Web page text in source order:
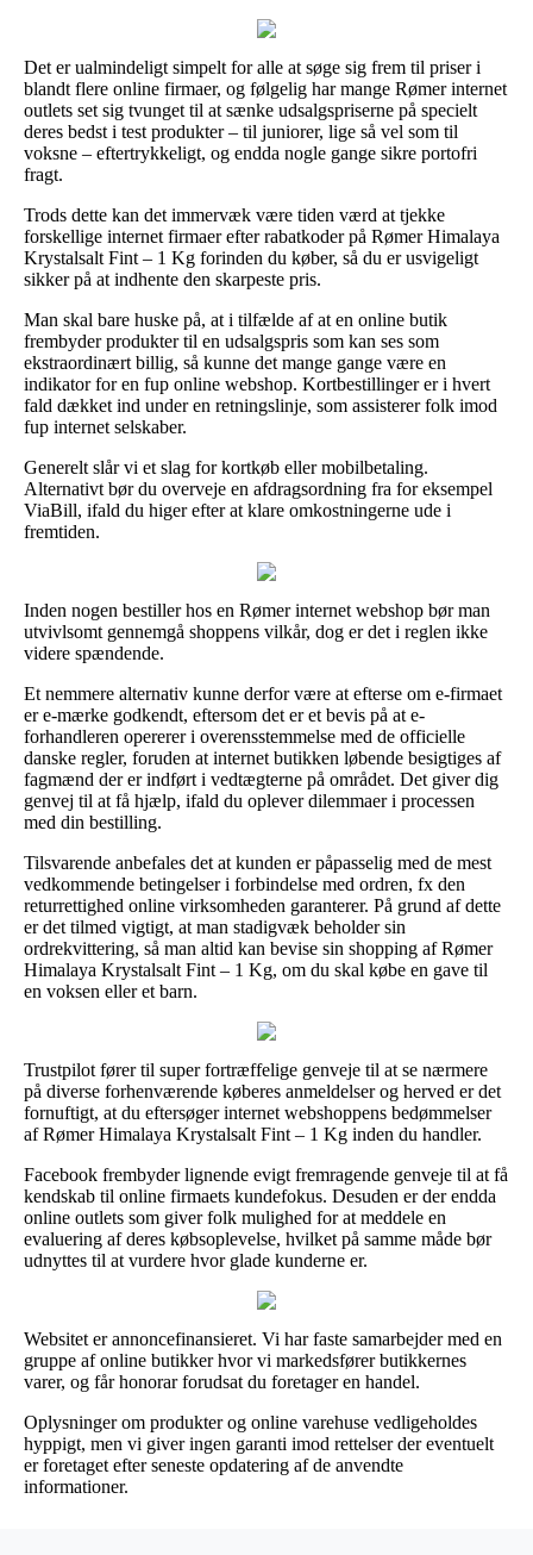
Det er ualmindeligt simpelt for alle at søge sig frem til priser i
blandt flere online firmaer, og følgelig har mange Rømer internet
outlets set sig tvunget til at sænke udsalgspriserne på specielt
deres bedst i test produkter – til juniorer, lige så vel som til
voksne – eftertrykkeligt, og endda nogle gange sikre portofri
fragt.
Trods dette kan det immervæk være tiden værd at tjekke
forskellige internet firmaer efter rabatkoder på Rømer Himalaya
Krystalsalt Fint – 1 Kg forinden du køber, så du er usvigeligt
sikker på at indhente den skarpeste pris.
Man skal bare huske på, at i tilfælde af at en online butik
frembyder produkter til en udsalgspris som kan ses som
ekstraordinært billig, så kunne det mange gange være en
indikator for en fup online webshop. Kortbestillinger er i hvert
fald dækket ind under en retningslinje, som assisterer folk imod
fup internet selskaber.
Generelt slår vi et slag for kortkøb eller mobilbetaling.
Alternativt bør du overveje en afdragsordning fra for eksempel
ViaBill, ifald du higer efter at klare omkostningerne ude i
fremtiden.
Inden nogen bestiller hos en Rømer internet webshop bør man
utvivlsomt gennemgå shoppens vilkår, dog er det i reglen ikke
videre spændende.
Et nemmere alternativ kunne derfor være at efterse om e-firmaet
er e-mærke godkendt, eftersom det er et bevis på at e-
forhandleren opererer i overensstemmelse med de officielle
danske regler, foruden at internet butikken løbende besigtiges af
fagmænd der er indført i vedtægterne på området. Det giver dig
genvej til at få hjælp, ifald du oplever dilemmaer i processen
med din bestilling.
Tilsvarende anbefales det at kunden er påpasselig med de mest
vedkommende betingelser i forbindelse med ordren, fx den
returrettighed online virksomheden garanterer. På grund af dette
er det tilmed vigtigt, at man stadigvæk beholder sin
ordrekvittering, så man altid kan bevise sin shopping af Rømer
Himalaya Krystalsalt Fint – 1 Kg, om du skal købe en gave til
en voksen eller et barn.
Trustpilot fører til super fortræffelige genveje til at se nærmere
på diverse forhenværende køberes anmeldelser og herved er det
fornuftigt, at du eftersøger internet webshoppens bedømmelser
af Rømer Himalaya Krystalsalt Fint – 1 Kg inden du handler.
Facebook frembyder lignende evigt fremragende genveje til at få
kendskab til online firmaets kundefokus. Desuden er der endda
online outlets som giver folk mulighed for at meddele en
evaluering af deres købsoplevelse, hvilket på samme måde bør
udnyttes til at vurdere hvor glade kunderne er.
Websitet er annoncefinansieret. Vi har faste samarbejder med en
gruppe af online butikker hvor vi markedsfører butikkernes
varer, og får honorar forudsat du foretager en handel.
Oplysninger om produkter og online varehuse vedligeholdes
hyppigt, men vi giver ingen garanti imod rettelser der eventuelt
er foretaget efter seneste opdatering af de anvendte
informationer.